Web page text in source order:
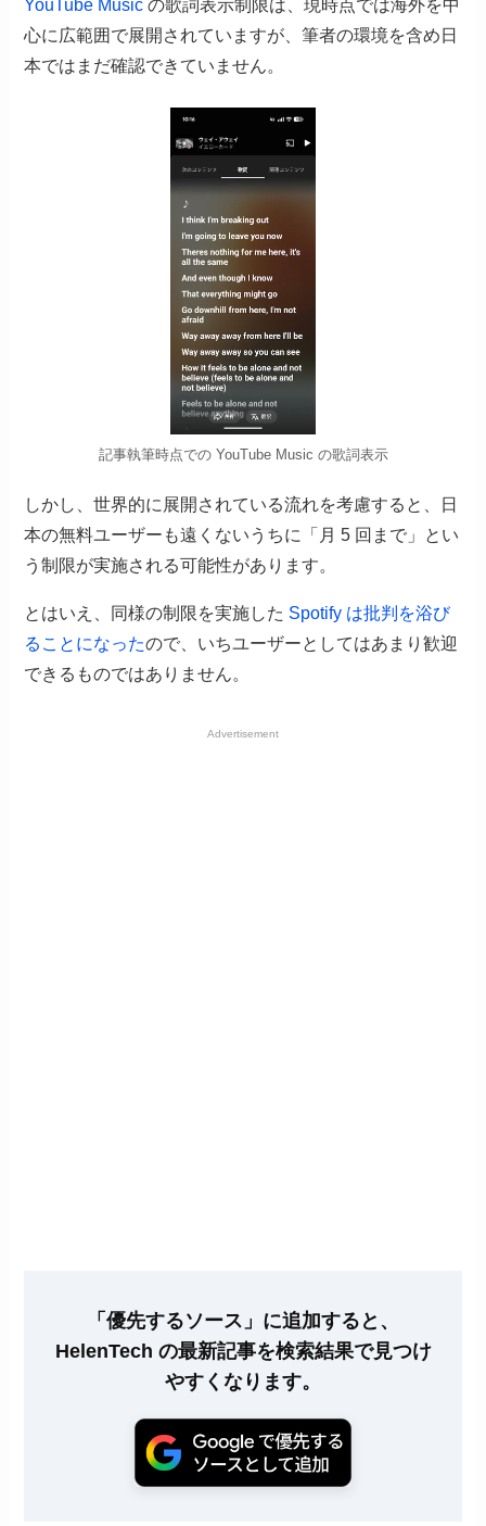
YouTube Music の歌詞表示制限は、現時点では海外を中
心に広範囲で展開されていますが、筆者の環境を含め日
本ではまだ確認できていません。
記事執筆時点での YouTube Music の歌詞表示
しかし、世界的に展開されている流れを考慮すると、日
本の無料ユーザーも遠くないうちに「月 5 回まで」とい
う制限が実施される可能性があります。
とはいえ、同様の制限を実施した Spotify は批判を浴び
ることになったので、いちユーザーとしてはあまり歓迎
できるものではありません。
Advertisement
「優先するソース」に追加すると、
HelenTech の最新記事を検索結果で見つけ
やすくなります。